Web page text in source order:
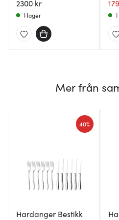
2300 kr
I lager
Mer från
Hardanger Bestikk
40%